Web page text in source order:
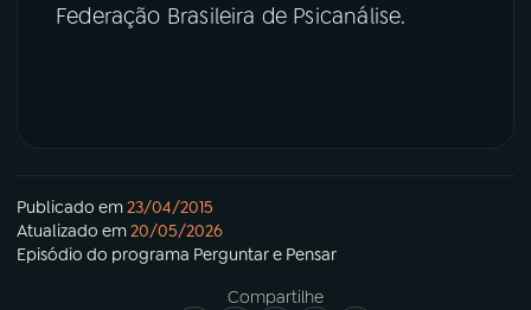
Federação Brasileira de Psicanálise.
Publicado em23/04/2015
Atualizado em20/05/2026
Episódio do programa Perguntar e Pensar
Compartilhe